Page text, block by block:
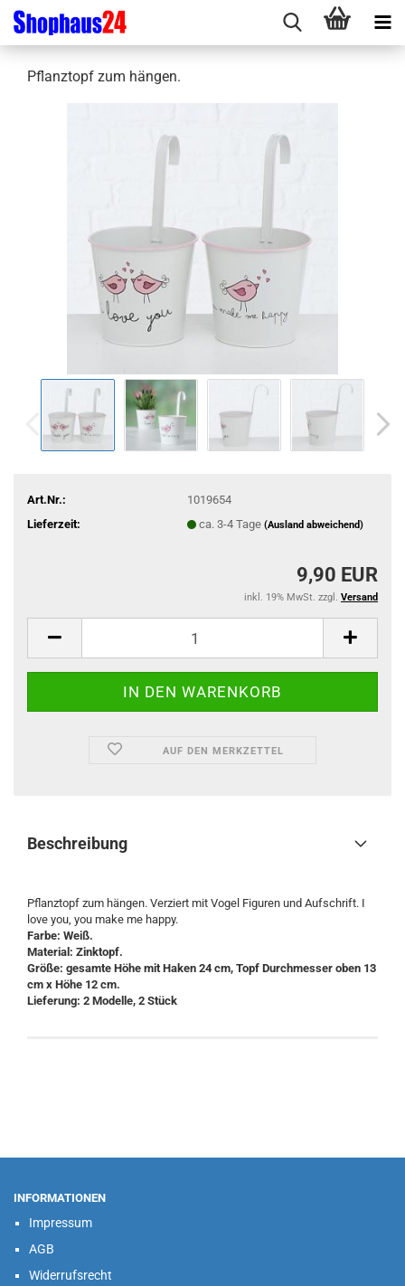
Pflanztopf zum hängen.
Art.Nr.:
1019654
Lieferzeit:
ca. 3-4 Tage (Ausland abweichend)
9,90 EUR
inkl. 19% MwSt. zzgl. Versand
AUF DEN MERKZETTEL
Beschreibung
Pflanztopf zum hängen. Verziert mit Vogel Figuren und Aufschrift. I
love you, you make me happy.
Farbe: Weiß.
Material: Zinktopf.
Größe: gesamte Höhe mit Haken 24 cm, Topf Durchmesser oben 13
cm x Höhe 12 cm.
Lieferung: 2 Modelle, 2 Stück
INFORMATIONEN
Impressum
AGB
Widerrufsrecht